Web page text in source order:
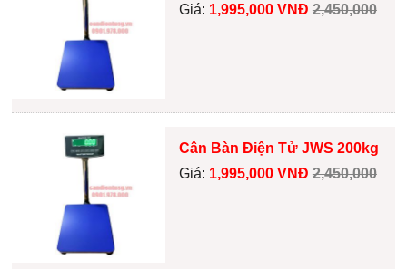
Giá: 1,995,000 VNĐ 2,450,000
Cân Bàn Điện Tử JWS 200kg
Giá: 1,995,000 VNĐ 2,450,000